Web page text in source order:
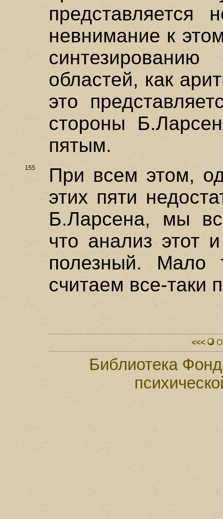
представляется
невнимание к
областей, как
это
стороны
пятым.
155
При всем этом,
этих пяти
Б.Ларсена, мы
что анализ этот
полезный. Мало
считаем все-таки
<<<
Библиотека